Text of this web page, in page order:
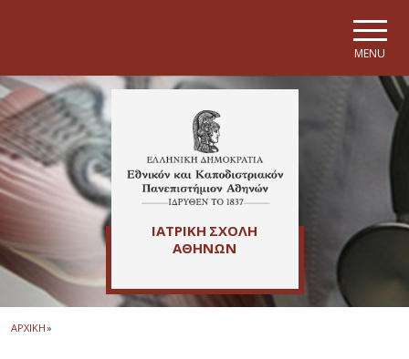
MENU
ΙΑΤΡΙΚΗ ΣΧΟΛΗ
ΑΘΗΝΩΝ
ΑΡΧΙΚΗ»